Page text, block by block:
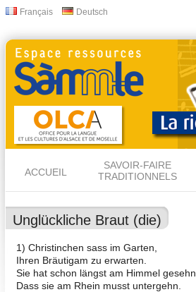
Français Deutsch
ACCUEIL
SAVOIR-FAIRE
TRADITIONNELS
Unglückliche Braut (die)
1) Christinchen sass im Garten,
Ihren Bräutigam zu erwarten.
Sie hat schon längst am Himmel gesehn,
Dass sie am Rhein musst untergehn.